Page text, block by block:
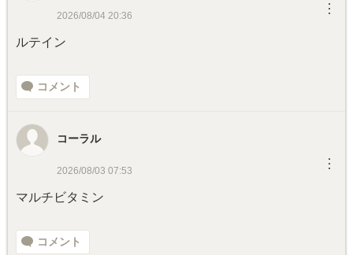
2026/08/04 20:36 ︙
ルテイン
コメント
コーラル
2026/08/03 07:53 ︙
マルチビタミン
コメント